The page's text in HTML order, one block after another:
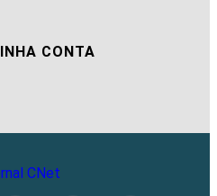
CONTA